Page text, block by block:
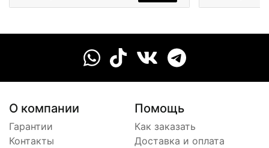
О компании
Гарантии
Контакты
Помощь
Как заказать
Доставка и оплата